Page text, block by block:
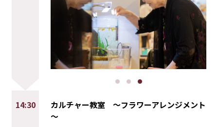
14:30 カルチャー教室 ～フラワーアレンジメント
～